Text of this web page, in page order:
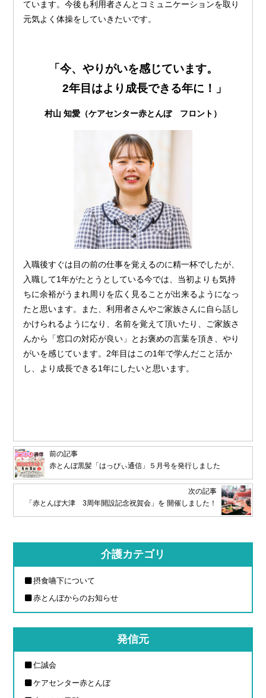
ています。今後も利用者さんとコミュニケーションを取り
元気よく体操をしていきたいです。
「今、やりがいを感じています。
2年目はより成長できる年に！」
村山 知愛（ケアセンター赤とんぼ フロント）
入職後すぐは目の前の仕事を覚えるのに精一杯でしたが、
入職して1年がたとうとしている今では、当初よりも気持
ちに余裕がうまれ周りを広く見ることが出来るようになっ
たと思います。また、利用者さんやご家族さんに自ら話し
かけられるようになり、名前を覚えて頂いたり、ご家族さ
んから「窓口の対応が良い」とお褒めの言葉を頂き、やり
がいを感じています。2年目はこの1年で学んだこと活か
し、より成長できる1年にしたいと思います。
前の記事
赤とんぼ黒髪「はっぴぃ通信」５月号を発行しました
次の記事
「赤とんぼ大津 3周年開設記念祝賀会」を 開催しました！
介護カテゴリ
摂食嚥下について
赤とんぼからのお知らせ
発信元
仁誠会
ケアセンター赤とんぼ